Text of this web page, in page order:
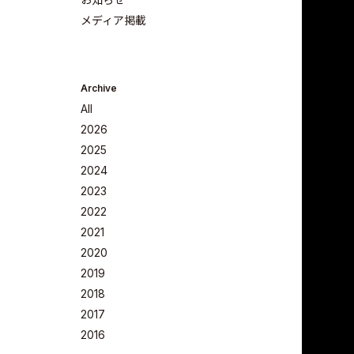
Company
メディア掲載
Archive
All
2026
2025
2024
2023
2022
2021
2020
2019
2018
2017
2016